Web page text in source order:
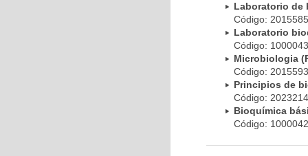
Laboratorio de
Código:
Laboratorio
Código:
Microbiologia
Código:
Principios de
Código:
Bioquímica
Código: